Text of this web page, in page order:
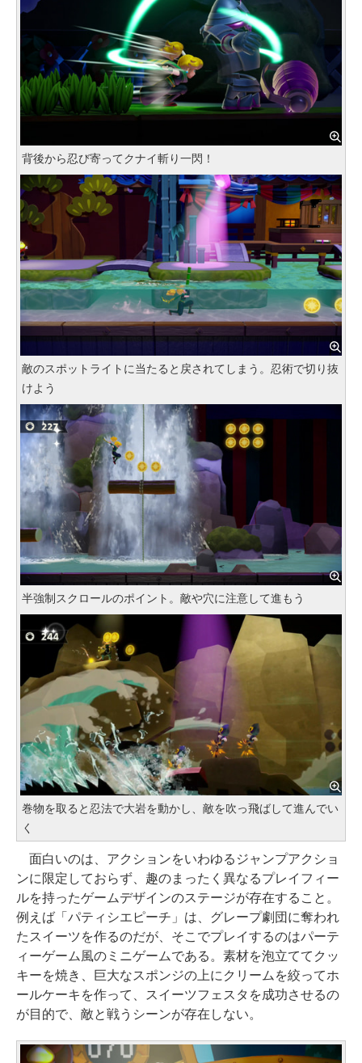
背後から忍び寄ってクナイ斬り一閃！
敵のスポットライトに当たると戻されてしまう。忍術で切り抜
けよう
半強制スクロールのポイント。敵や穴に注意して進もう
巻物を取ると忍法で大岩を動かし、敵を吹っ飛ばして進んでい
く
面白いのは、アクションをいわゆるジャンプアクショ
ンに限定しておらず、趣のまったく異なるプレイフィー
ルを持ったゲームデザインのステージが存在すること。
例えば「パティシエピーチ」は、グレープ劇団に奪われ
たスイーツを作るのだが、そこでプレイするのはパーテ
ィーゲーム風のミニゲームである。素材を泡立ててクッ
キーを焼き、巨大なスポンジの上にクリームを絞ってホ
ールケーキを作って、スイーツフェスタを成功させるの
が目的で、敵と戦うシーンが存在しない。